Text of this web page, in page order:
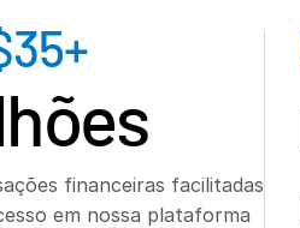
35+
financeiras facilitadas
em nossa plataforma